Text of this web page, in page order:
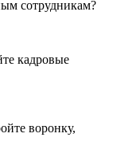
сотрудникам?
кадровые
воронку,